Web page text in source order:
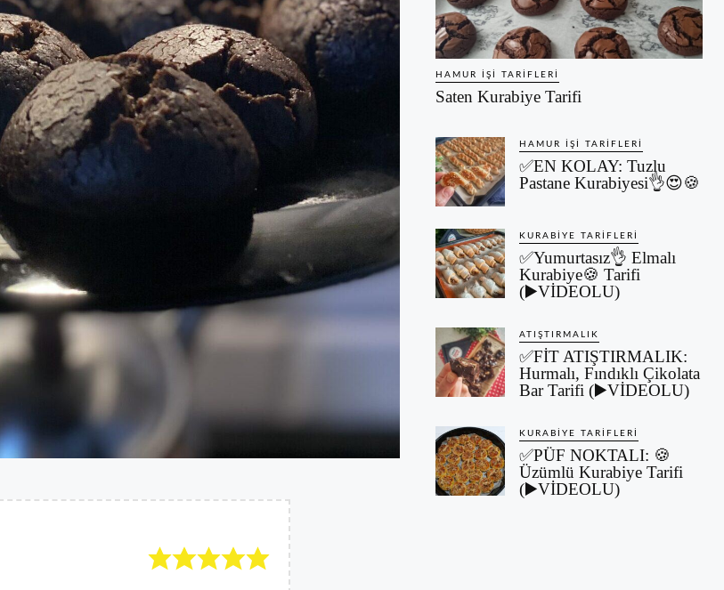
HAMUR İŞI TARIFLERI
Saten Kurabiye Tarifi
HAMUR İŞI TARIFLERI
✅EN KOLAY: Tuzlu
Pastane Kurabiyesi👌😍🍪
KURABIYE TARIFLERI
✅Yumurtasız👌 Elmalı
Kurabiye🍪 Tarifi
(▶️VİDEOLU)
ATIŞTIRMALIK
✅FİT ATIŞTIRMALIK:
Hurmalı, Fındıklı Çikolata
Bar Tarifi (▶️VİDEOLU)
KURABIYE TARIFLERI
✅PÜF NOKTALI: 🍪
Üzümlü Kurabiye Tarifi
(▶️VİDEOLU)